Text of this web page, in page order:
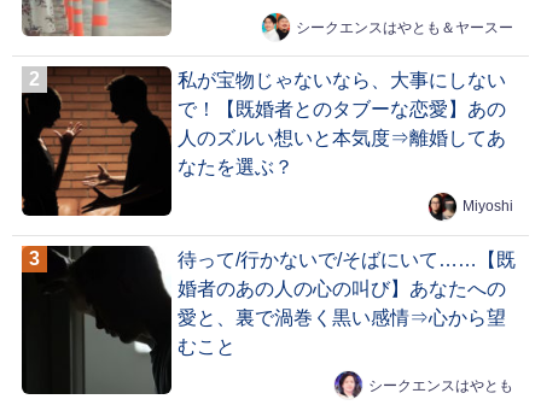
シークエンスはやとも＆ヤースー
私が宝物じゃないなら、大事にしない
で！【既婚者とのタブーな恋愛】あの
人のズルい想いと本気度⇒離婚してあ
なたを選ぶ？
Miyoshi
待って/行かないで/そばにいて……【既
婚者のあの人の心の叫び】あなたへの
愛と、裏で渦巻く黒い感情⇒心から望
むこと
シークエンスはやとも